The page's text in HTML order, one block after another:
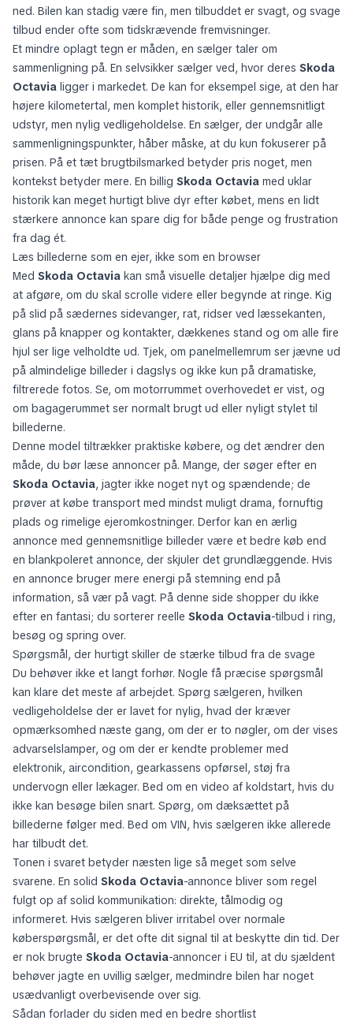
ned. Bilen kan stadig være fin, men tilbuddet er svagt, og svage
tilbud ender ofte som tidskrævende fremvisninger.
Et mindre oplagt tegn er måden, en sælger taler om
sammenligning på. En selvsikker sælger ved, hvor deres Skoda
Octavia ligger i markedet. De kan for eksempel sige, at den har
højere kilometertal, men komplet historik, eller gennemsnitligt
udstyr, men nylig vedligeholdelse. En sælger, der undgår alle
sammenligningspunkter, håber måske, at du kun fokuserer på
prisen. På et tæt brugtbilsmarked betyder pris noget, men
kontekst betyder mere. En billig Skoda Octavia med uklar
historik kan meget hurtigt blive dyr efter købet, mens en lidt
stærkere annonce kan spare dig for både penge og frustration
fra dag ét.
Læs billederne som en ejer, ikke som en browser
Med Skoda Octavia kan små visuelle detaljer hjælpe dig med
at afgøre, om du skal scrolle videre eller begynde at ringe. Kig
på slid på sædernes sidevanger, rat, ridser ved læssekanten,
glans på knapper og kontakter, dækkenes stand og om alle fire
hjul ser lige velholdte ud. Tjek, om panelmellemrum ser jævne ud
på almindelige billeder i dagslys og ikke kun på dramatiske,
filtrerede fotos. Se, om motorrummet overhovedet er vist, og
om bagagerummet ser normalt brugt ud eller nyligt stylet til
billederne.
Denne model tiltrækker praktiske købere, og det ændrer den
måde, du bør læse annoncer på. Mange, der søger efter en
Skoda Octavia, jagter ikke noget nyt og spændende; de
prøver at købe transport med mindst muligt drama, fornuftig
plads og rimelige ejeromkostninger. Derfor kan en ærlig
annonce med gennemsnitlige billeder være et bedre køb end
en blankpoleret annonce, der skjuler det grundlæggende. Hvis
en annonce bruger mere energi på stemning end på
information, så vær på vagt. På denne side shopper du ikke
efter en fantasi; du sorterer reelle Skoda Octavia-tilbud i ring,
besøg og spring over.
Spørgsmål, der hurtigt skiller de stærke tilbud fra de svage
Du behøver ikke et langt forhør. Nogle få præcise spørgsmål
kan klare det meste af arbejdet. Spørg sælgeren, hvilken
vedligeholdelse der er lavet for nylig, hvad der kræver
opmærksomhed næste gang, om der er to nøgler, om der vises
advarselslamper, og om der er kendte problemer med
elektronik, aircondition, gearkassens opførsel, støj fra
undervogn eller lækager. Bed om en video af koldstart, hvis du
ikke kan besøge bilen snart. Spørg, om dæksættet på
billederne følger med. Bed om VIN, hvis sælgeren ikke allerede
har tilbudt det.
Tonen i svaret betyder næsten lige så meget som selve
svarene. En solid Skoda Octavia-annonce bliver som regel
fulgt op af solid kommunikation: direkte, tålmodig og
informeret. Hvis sælgeren bliver irritabel over normale
køberspørgsmål, er det ofte dit signal til at beskytte din tid. Der
er nok brugte Skoda Octavia-annoncer i EU til, at du sjældent
behøver jagte en uvillig sælger, medmindre bilen har noget
usædvanligt overbevisende over sig.
Sådan forlader du siden med en bedre shortlist